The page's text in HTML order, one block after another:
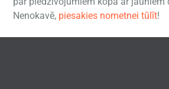
Nenokavē, piesakies nometnei tūlīt!